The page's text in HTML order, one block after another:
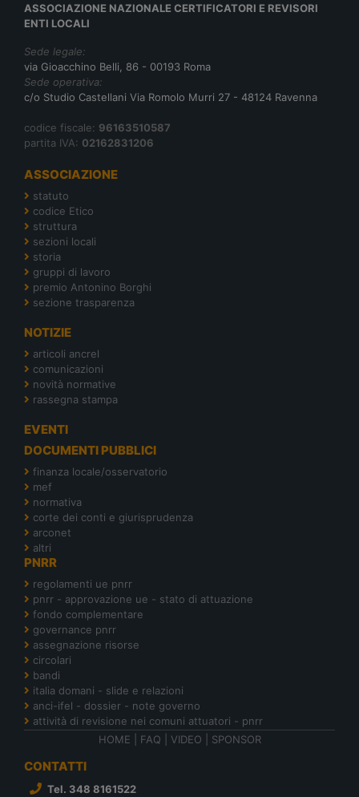
ASSOCIAZIONE NAZIONALE CERTIFICATORI E REVISORI
ENTI LOCALI
Sede legale:
via Gioacchino Belli, 86 - 00193 Roma
Sede operativa:
c/o Studio Castellani Via Romolo Murri 27 - 48124 Ravenna
codice fiscale: 96163510587
partita IVA: 02162831206
ASSOCIAZIONE
statuto
codice Etico
struttura
sezioni locali
storia
gruppi di lavoro
premio Antonino Borghi
sezione trasparenza
NOTIZIE
articoli ancrel
comunicazioni
novità normative
rassegna stampa
EVENTI
DOCUMENTI PUBBLICI
finanza locale/osservatorio
mef
normativa
corte dei conti e giurisprudenza
arconet
altri
PNRR
regolamenti ue pnrr
pnrr - approvazione ue - stato di attuazione
fondo complementare
governance pnrr
assegnazione risorse
circolari
bandi
italia domani - slide e relazioni
anci-ifel - dossier - note governo
attività di revisione nei comuni attuatori - pnrr
HOME
FAQ VIDEO SPONSOR
CONTATTI
Tel. 348 8161522